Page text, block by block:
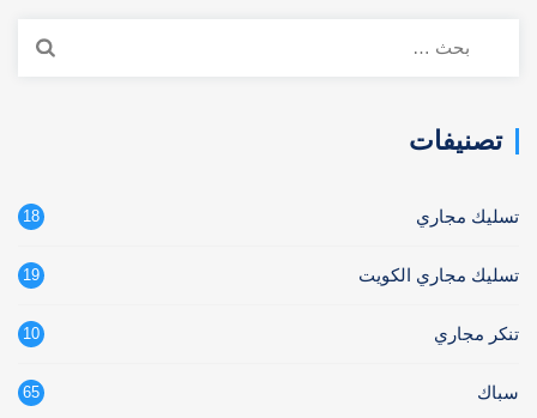
تصنيفات
تسليك مجاري 18
تسليك مجاري الكويت 19
تنكر مجاري 10
سباك 65